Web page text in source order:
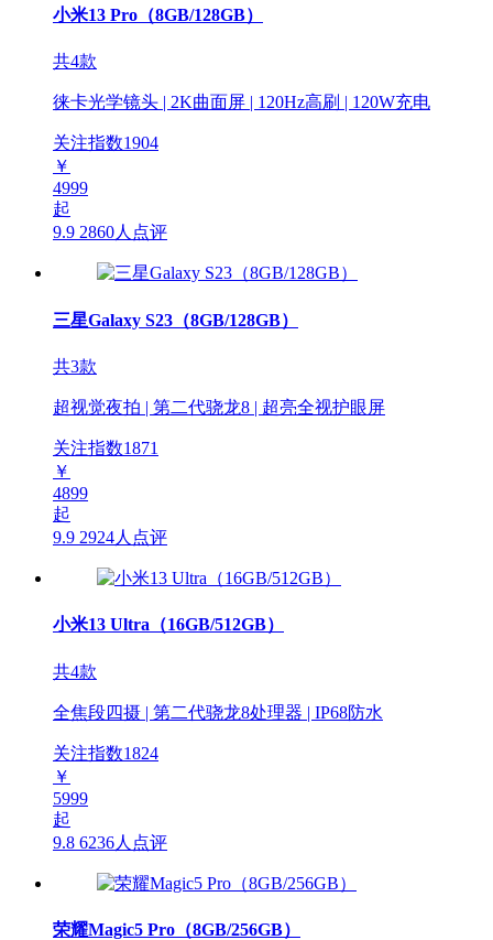
小米13 Pro（8GB/128GB）
共4款
徕卡光学镜头 | 2K曲面屏 | 120Hz高刷 | 120W充电
关注指数1904
￥
4999
起
9.9 2860人点评
三星Galaxy S23（8GB/128GB）
共3款
超视觉夜拍 | 第二代骁龙8 | 超亮全视护眼屏
关注指数1871
￥
4899
起
9.9 2924人点评
小米13 Ultra（16GB/512GB）
共4款
全焦段四摄 | 第二代骁龙8处理器 | IP68防水
关注指数1824
￥
5999
起
9.8 6236人点评
荣耀Magic5 Pro（8GB/256GB）